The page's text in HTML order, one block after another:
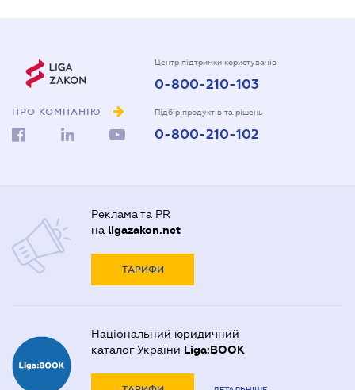
ПРО КОМПАНІЮ
Центр підтримки користувачів
0-800-210-103
Підбір продуктів та рішень
0-800-210-102
Реклама та PR
на ligazakon.net
ТАРИФИ
Національний юридичний
каталог України Liga:BOOK